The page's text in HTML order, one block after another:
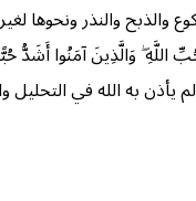
والنذر ونحوها لغير
وَالَّذِينَ آمَنُوا أَشَدُّ
به الله في التحليل